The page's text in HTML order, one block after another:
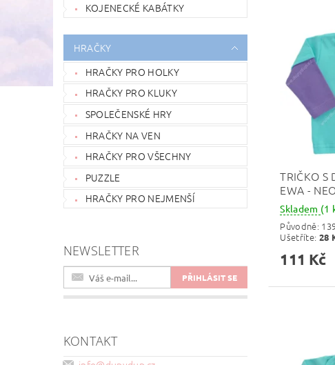
KOJENECKÉ KABÁTKY
HRAČKY
HRAČKY PRO HOLKY
HRAČKY PRO KLUKY
SPOLEČENSKÉ HRY
HRAČKY NA VEN
HRAČKY PRO VŠECHNY
PUZZLE
HRAČKY PRO NEJMENŠÍ
NEWSLETTER
KONTAKT
TRIČKO S
EWA -
Skladem (1
Původně:
Ušetříte: 28
111 Kč